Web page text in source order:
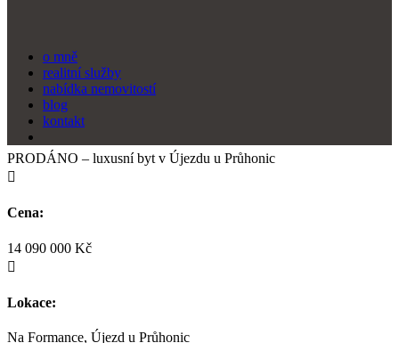
o mně
realitní služby
nabídka nemovitostí
blog
kontakt
PRODÁNO – luxusní byt v Újezdu u Průhonic

Cena:
14 090 000 Kč

Lokace:
Na Formance, Újezd u Průhonic